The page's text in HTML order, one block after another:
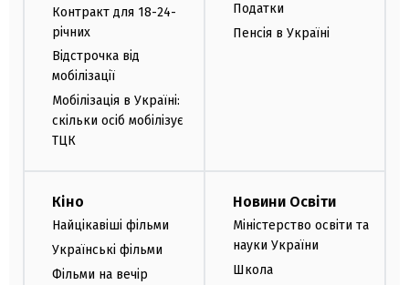
Контракт для 18-24-
річних
Відстрочка від
мобілізації
Мобілізація в Україні:
скільки осіб мобілізує
ТЦК
Податки
Пенсія в Україні
Кіно
Найцікавіші фільми
Українські фільми
Фільми на вечір
Новини Освіти
Міністерство освіти та
науки України
Школа